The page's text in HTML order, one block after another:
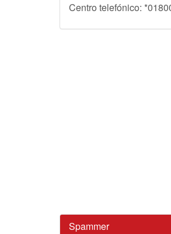
Centro telefónico:
Spammer